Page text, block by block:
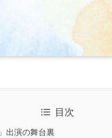
目次
出演の舞台裏